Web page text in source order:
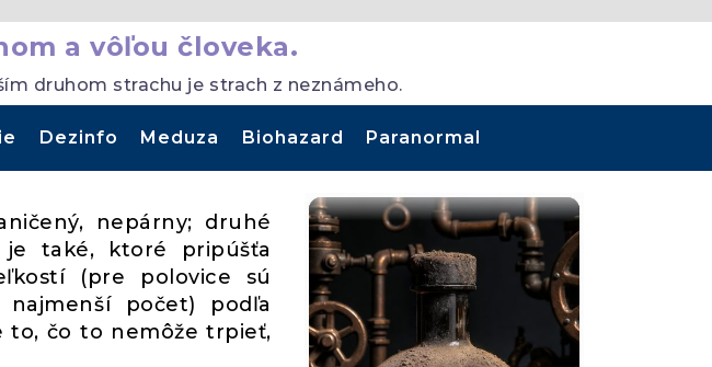
a vôľou človeka.
druhom strachu je strach z neznámeho.
Dezinfo Meduza Biohazard Paranormal
nepárny; druhé
je také, ktoré pripúšťa
(pre polovice sú
počet) podľa
to, čo to nemôže trpieť,